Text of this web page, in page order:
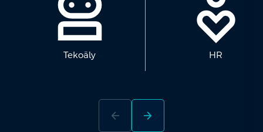
Tekoäly HR
arrow_back arrow_forward